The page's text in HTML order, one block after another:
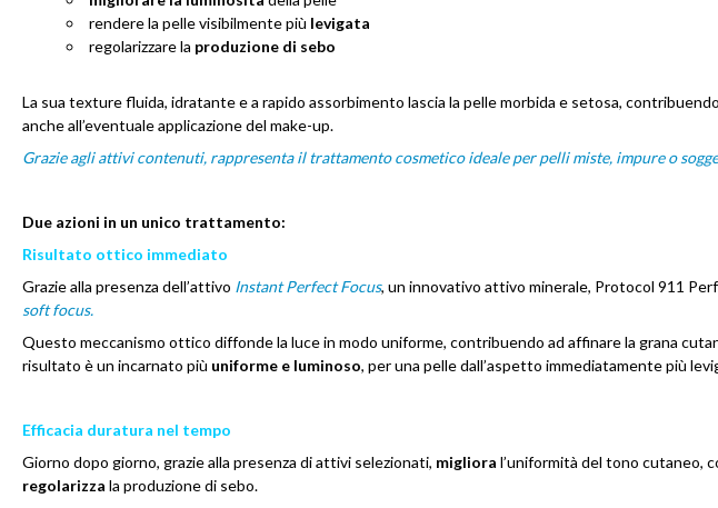
rendere la pelle visibilmente più levigata
regolarizzare la produzione di sebo
La sua texture fluida, idratante e a rapido assorbimento lascia la pelle morbida e setosa,
anche all’eventuale applicazione del make-up.
Grazie agli attivi contenuti, rappresenta il trattamento cosmetico ideale per pelli miste, impure o
Due azioni in un unico trattamento:
Risultato ottico immediato
Grazie alla presenza dell’attivo Instant Perfect Focus, un innovativo attivo minerale, Protocol 911
soft focus.
Questo meccanismo ottico diffonde la luce in modo uniforme, contribuendo ad affinare la grana
risultato è un incarnato più uniforme e luminoso, per una pelle dall’aspetto immediatamente più
Efficacia duratura nel tempo
Giorno dopo giorno, grazie alla presenza di attivi selezionati, migliora l’uniformità del tono cutaneo,
regolarizza la produzione di sebo.